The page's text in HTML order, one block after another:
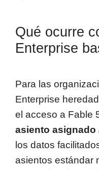
Qué ocurre
Enterprise
Para las
Enterprise
el acceso a Fable
asiento asignado
los datos
asientos estándar